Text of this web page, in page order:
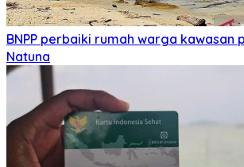
BNPP perbaiki rumah warga kawasan
Natuna